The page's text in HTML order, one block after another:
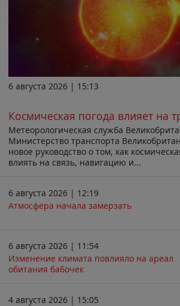
6 августа 2026 | 15:13
Космическая погода влияет на
Метеорологическая служба
Министерство транспорта
новое руководство о том, как
влиять на связь, навигацию и...
6 августа 2026 | 12:19
Атмосфера начала замерзать
6 августа 2026 | 11:54
Изменение климата повлияло на ареал
обитания бабочек
4 августа 2026 | 15:05